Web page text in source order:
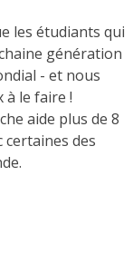
les étudiants qui
génération
- et nous
à le faire !
aide plus de 8
certaines des